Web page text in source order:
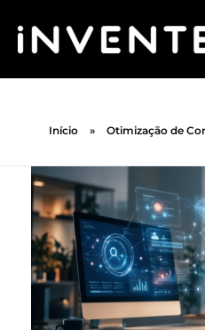
Início » Otimização de